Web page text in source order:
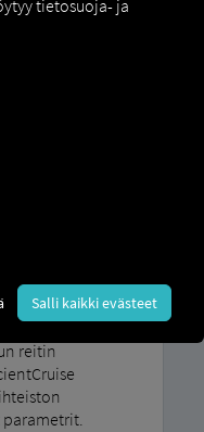
– nousut
topografisten
ja
reitin
tietosuoja- ja
Salli kaikki evästeet